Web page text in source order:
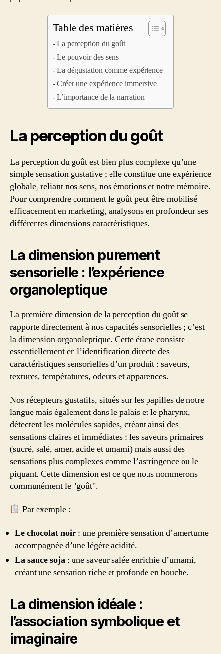
Table des matières
La perception du goût
Le pouvoir des sens
La dégustation comme expérience
Créer une expérience immersive
L’importance de la narration
La perception du goût
La perception du goût est bien plus complexe qu’une
simple sensation gustative ; elle constitue une expérience
globale, reliant nos sens, nos émotions et notre mémoire.
Pour comprendre comment le goût peut être mobilisé
efficacement en marketing, analysons en profondeur ses
différentes dimensions caractéristiques.
La dimension purement
sensorielle : l’expérience
organoleptique
La première dimension de la perception du goût se
rapporte directement à nos capacités sensorielles ; c’est
la dimension organoleptique. Cette étape consiste
essentiellement en l’identification directe des
caractéristiques sensorielles d’un produit : saveurs,
textures, températures, odeurs et apparences.
Nos récepteurs gustatifs, situés sur les papilles de notre
langue mais également dans le palais et le pharynx,
détectent les molécules sapides, créant ainsi des
sensations claires et immédiates : les saveurs primaires
(sucré, salé, amer, acide et umami) mais aussi des
sensations plus complexes comme l’astringence ou le
piquant. Cette dimension est ce que nous nommerons
communément le "goût".
Par exemple :
Le chocolat noir : une première sensation d’amertume
accompagnée d’une légère acidité.
La sauce soja : une saveur salée enrichie d’umami,
créant une sensation riche et profonde en bouche.
La dimension idéale :
l’association symbolique et
imaginaire